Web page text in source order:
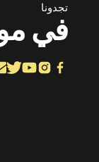
تجدونا
في